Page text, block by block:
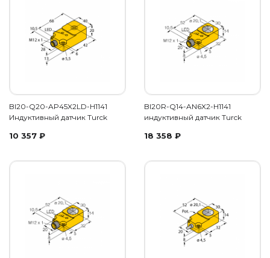
BI20-Q20-AP45X2LD-H1141
Индуктивный датчик Turck
10 357 ₽
BI20R-Q14-AN6X2-H1141
индуктивный датчик Turck
18 358 ₽